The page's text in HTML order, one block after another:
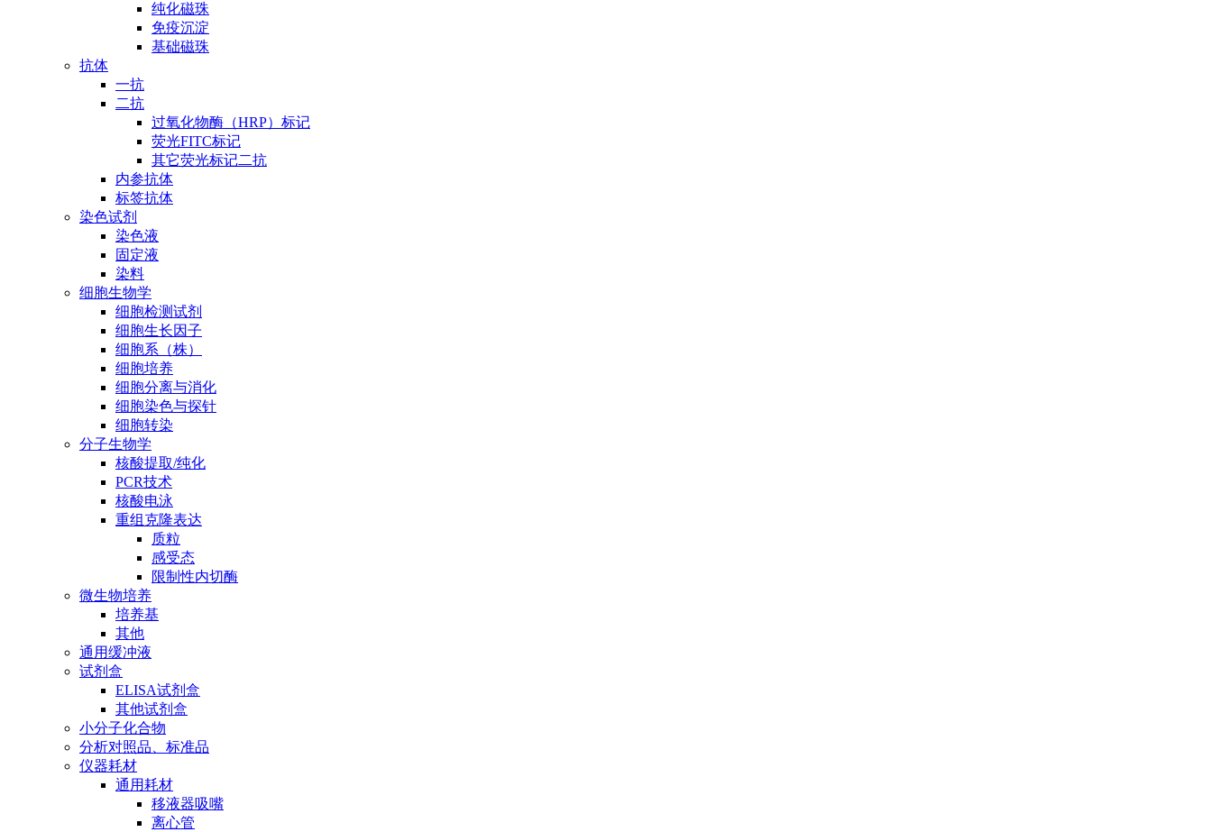
纯化磁珠
免疫沉淀
基础磁珠
抗体
一抗
二抗
过氧化物酶（HRP）标记
荧光FITC标记
其它荧光标记二抗
内参抗体
标签抗体
染色试剂
染色液
固定液
染料
细胞生物学
细胞检测试剂
细胞生长因子
细胞系（株）
细胞培养
细胞分离与消化
细胞染色与探针
细胞转染
分子生物学
核酸提取/纯化
PCR技术
核酸电泳
重组克隆表达
质粒
感受态
限制性内切酶
微生物培养
培养基
其他
通用缓冲液
试剂盒
ELISA试剂盒
其他试剂盒
小分子化合物
分析对照品、标准品
仪器耗材
通用耗材
移液器吸嘴
离心管